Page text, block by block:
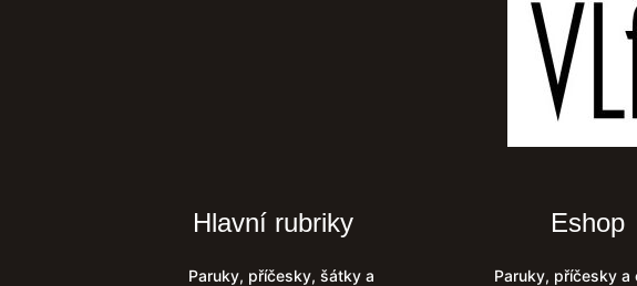
Hlavní rubriky
Paruky, příčesky, šátky a
Eshop
Paruky, příčesky a